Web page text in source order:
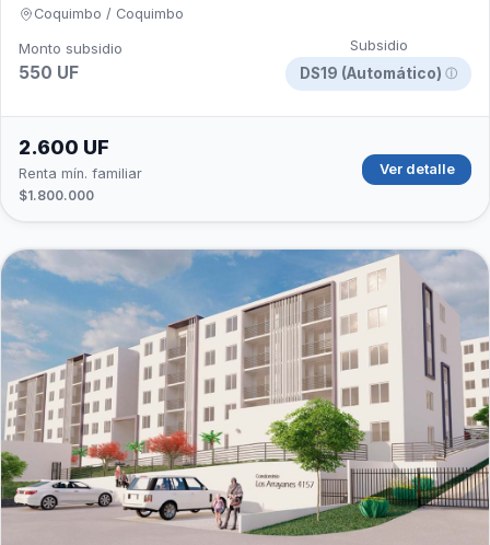
Coquimbo / Coquimbo
Monto subsidio
550 UF
Subsidio
DS19 (Automático) ⓘ
2.600 UF
Renta mín. familiar
$1.800.000
Ver detalle